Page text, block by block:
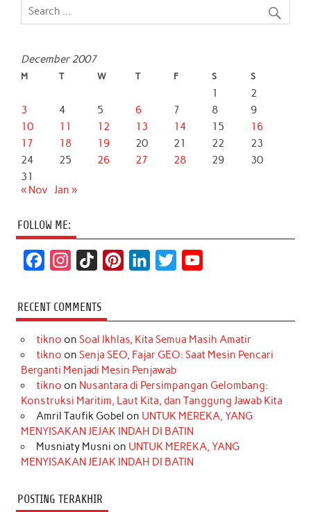
December 2007
M T W T F S S
1
2
3
4 5 6 7 8
9
10
11 12 13 14 15
16
17
18 19 20 21 22
23
24
25 26 27 28 29
30
31
« Nov Jan »
FOLLOW ME:
c
e
b
o
k
s
t
a
r
a
m
k
T
o
k
t
e
e
s
t
k
e
d
I
n
t
t
r
T
u
e
RECENT COMMENTS
tikno on Soal Ikhlas, Kita Semua Masih Amatir
tikno on Senja SEO, Fajar GEO: Saat Mesin Pencari
Berganti Menjadi Mesin Penjawab
tikno on Nusantara di Persimpangan Gelombang:
Konstruksi Maritim, Laut Kita, dan Tanggung Jawab Kita
Amril Taufik Gobel on UNTUK MEREKA, YANG
MENYISAKAN JEJAK INDAH DI BATIN
Musniaty Musni on UNTUK MEREKA, YANG
MENYISAKAN JEJAK INDAH DI BATIN
POSTING TERAKHIR